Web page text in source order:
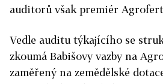
auditorů však premiér
Vedle auditu týkajícího se
zkoumá Babišovy vazby na
zaměřený na zemědělské